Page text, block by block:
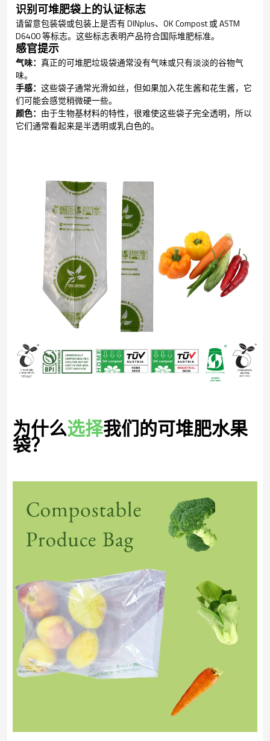
识别可堆肥袋上的认证标志
请留意包装袋或包装上是否有 DINplus、OK Compost 或 ASTM
D6400 等标志。这些标志表明产品符合国际堆肥标准。
感官提示
气味： 真正的可堆肥垃圾袋通常没有气味或只有淡淡的谷物气
味。
手感： 这些袋子通常光滑如丝，但如果加入花生酱和花生酱，它
们可能会感觉稍微硬一些。
颜色： 由于生物基材料的特性，很难使这些袋子完全透明，所以
它们通常看起来是半透明或乳白色的。
为什么选择我们的可堆肥水果
袋？